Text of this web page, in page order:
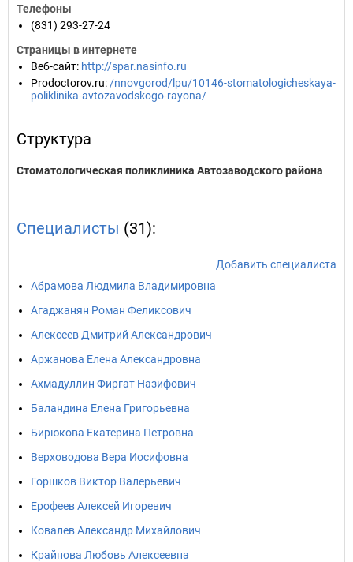
Телефоны
(831) 293-27-24
Страницы в интернете
Веб-сайт: http://spar.nasinfo.ru
Prodoctorov.ru: /nnovgorod/lpu/10146-stomatologicheskaya-
poliklinika-avtozavodskogo-rayona/
Структура
Стоматологическая поликлиника Автозаводского района
Специалисты (31):
Добавить специалиста
Абрамова Людмила Владимировна
Агаджанян Роман Феликсович
Алексеев Дмитрий Александрович
Аржанова Елена Александровна
Ахмадуллин Фиргат Назифович
Баландина Елена Григорьевна
Бирюкова Екатерина Петровна
Верховодова Вера Иосифовна
Горшков Виктор Валерьевич
Ерофеев Алексей Игоревич
Ковалев Александр Михайлович
Крайнова Любовь Алексеевна